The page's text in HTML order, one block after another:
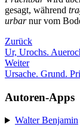
gesagt, während
urbarnur vom
Zurück
Ur, Urochs.
Weiter
Ursache. Grund.
Autoren-Apps
Walter Benjamin